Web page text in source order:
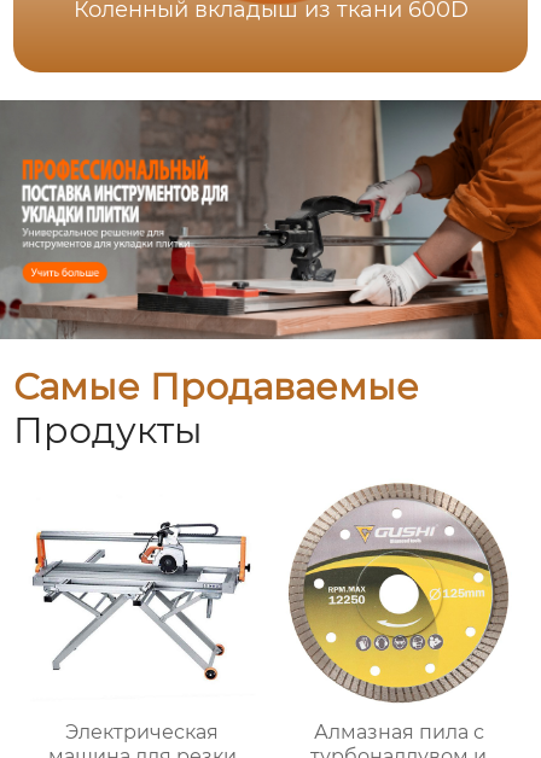
Коленный вкладыш из ткани 600D
Самые Продаваемые
Продукты
Электрическая
Алмазная пила с